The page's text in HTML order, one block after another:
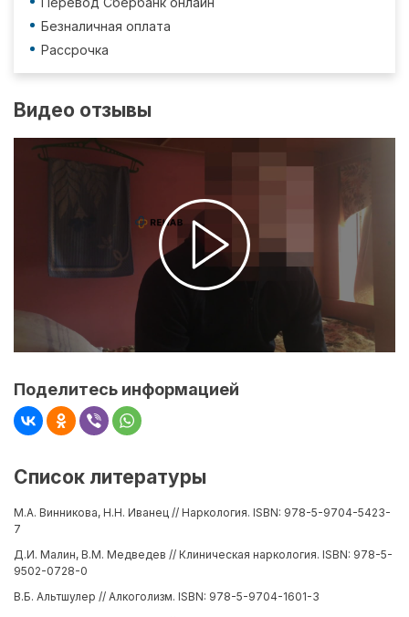
Безналичная оплата
Рассрочка
Видео отзывы
Поделитесь информацией
Список литературы
М.А. Винникова, Н.Н. Иванец // Наркология. ISBN: 978-5-9704-5423-
7
Д.И. Малин, В.М. Медведев // Клиническая наркология. ISBN: 978-5-
9502-0728-0
В.Б. Альтшулер // Алкоголизм. ISBN: 978-5-9704-1601-3